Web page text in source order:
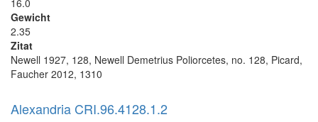
16.0
Gewicht
2.35
Zitat
Newell 1927, 128, Newell Demetrius Poliorcetes, no. 128, Picard,
Faucher 2012, 1310
Alexandria CRI.96.4128.1.2